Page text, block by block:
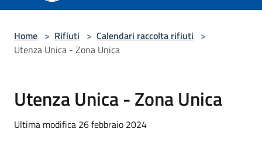
Home > Rifiuti > Calendari raccolta rifiuti >
Utenza Unica - Zona Unica
Utenza Unica - Zona Unica
Ultima modifica 26 febbraio 2024